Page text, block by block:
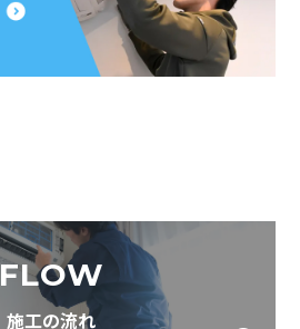
FLOW
施工の流れ